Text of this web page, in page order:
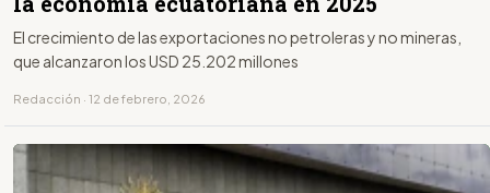
El crecimiento de las exportaciones no petroleras y no mineras,
que alcanzaron los USD 25.202 millones
Redacción · 12 de febrero, 2026